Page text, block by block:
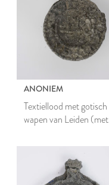
ANONIEM
Textiellood met gotisch
wapen van Leiden (met